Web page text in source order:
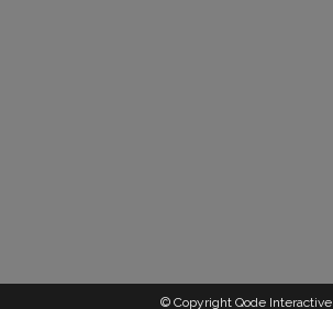
© Copyright Qode Interactive